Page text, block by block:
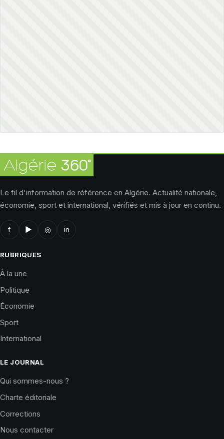
Le fil d'information de référence en Algérie. Actualité nationale,
économie, sport et international, vérifiés et mis à jour en continu.
f ▶ ◎ in
RUBRIQUES
À la une
Politique
Économie
Sport
International
LE JOURNAL
Qui sommes-nous ?
Charte éditoriale
Corrections
Nous contacter